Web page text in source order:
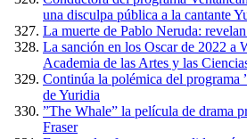
una disculpa pública a la cantante
La muerte de Pablo Neruda:
La sanción en los Oscar de 2022 a
Academia de las Artes y las
Continúa la polémica del programa
de Yuridia
”The Whale” la película de drama
Fraser